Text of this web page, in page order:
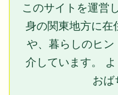
このサイトを運営
身の関東地方に在
や、暮らしのヒ
介しています。
おば